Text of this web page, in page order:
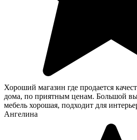
Хороший магазин где продается
дома, по приятным ценам. Большой
мебель хорошая, подходит для
Ангелина